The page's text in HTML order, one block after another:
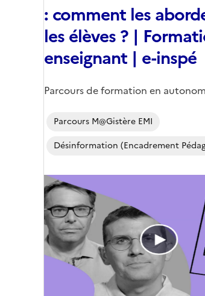
: comment les
les élèves ? |
enseignant | e-inspé
Corps
Parcours de formation en
Parcours M@gistère EMI
Désinformation (encadrement
Image
de
couverture
(conseillée)